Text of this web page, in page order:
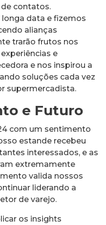
contatos.
data e fizemos
alianças
trarão frutos nos
e
e nos inspirou a
soluções cada vez
supermercadista.
e Futuro
com um sentimento
estande recebeu
interessados, e as
extremamente
valida nossos
liderando a
de varejo.
os insights